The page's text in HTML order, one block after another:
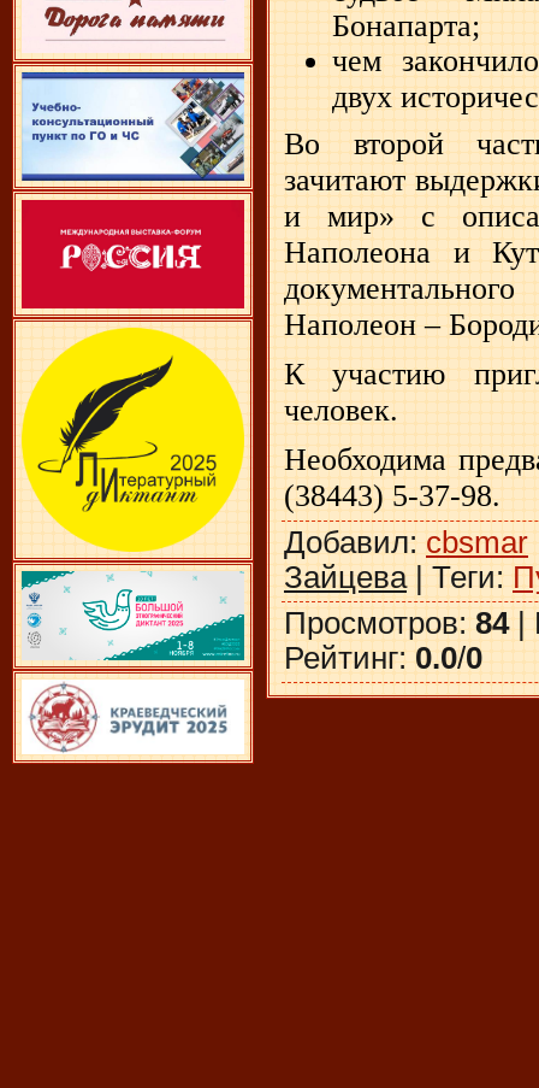
Бонапарта;
чем
двух
Во второй
зачитают
и мир» с
Наполеона и
Наполеон –
К участию
человек.
Необходима
(38443) 5-37-98.
Добавил: cbsmar
Зайцева| Теги:
Просмотров: 84|
Рейтинг: 0.0/0